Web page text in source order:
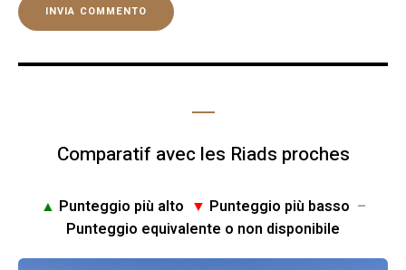
Comparatif avec les Riads proches
▲ Punteggio più alto ▼ Punteggio più basso –
Punteggio equivalente o non disponibile